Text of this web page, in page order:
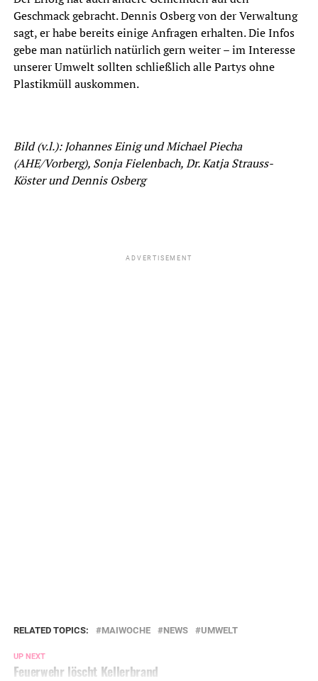
Geschmack gebracht. Dennis Osberg von der Verwaltung
sagt, er habe bereits einige Anfragen erhalten. Die Infos
gebe man natürlich natürlich gern weiter – im Interesse
unserer Umwelt sollten schließlich alle Partys ohne
Plastikmüll auskommen.
Bild (v.l.): Johannes Einig und Michael Piecha
(AHE/Vorberg), Sonja Fielenbach, Dr. Katja Strauss-
Köster und Dennis Osberg
ADVERTISEMENT
RELATED TOPICS: MAIWOCHE NEWS UMWELT
UP NEXT
Feuerwehr löscht Kellerbrand